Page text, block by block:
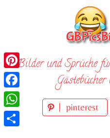
Bilder und Sprüche
Pinterest
Facebook
WhatsApp